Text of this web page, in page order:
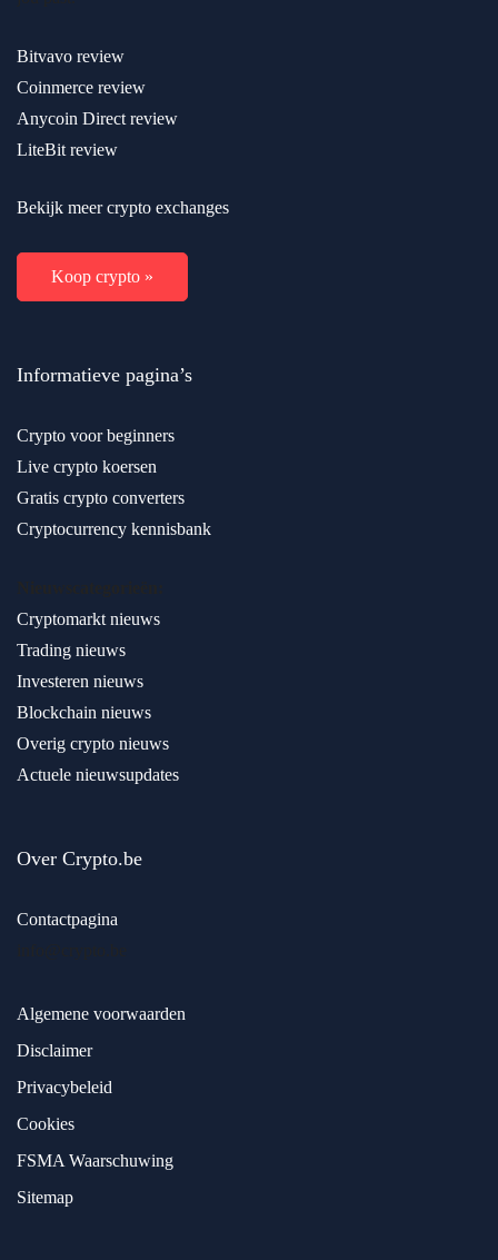
Bitvavo review
Coinmerce review
Anycoin Direct review
LiteBit review
Bekijk meer crypto exchanges
Koop crypto »
Informatieve pagina’s
Crypto voor beginners
Live crypto koersen
Gratis crypto converters
Cryptocurrency kennisbank
Cryptomarkt nieuws
Trading nieuws
Investeren nieuws
Blockchain nieuws
Overig crypto nieuws
Actuele nieuwsupdates
Over Crypto.be
Contactpagina
Algemene voorwaarden
Disclaimer
Privacybeleid
Cookies
FSMA Waarschuwing
Sitemap